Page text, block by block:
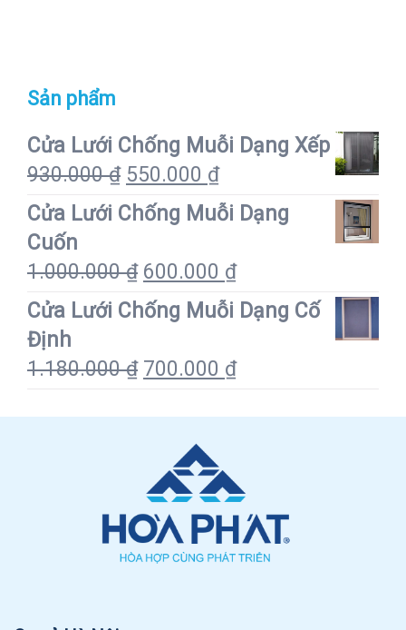
Sản phẩm
Cửa Lưới Chống Muỗi Dạng Xếp
930.000₫ 550.000 ₫
Cửa Lưới Chống Muỗi Dạng
Cuốn
1.000.000₫ 600.000 ₫
Cửa Lưới Chống Muỗi Dạng Cố
Định
1.180.000₫ 700.000 ₫